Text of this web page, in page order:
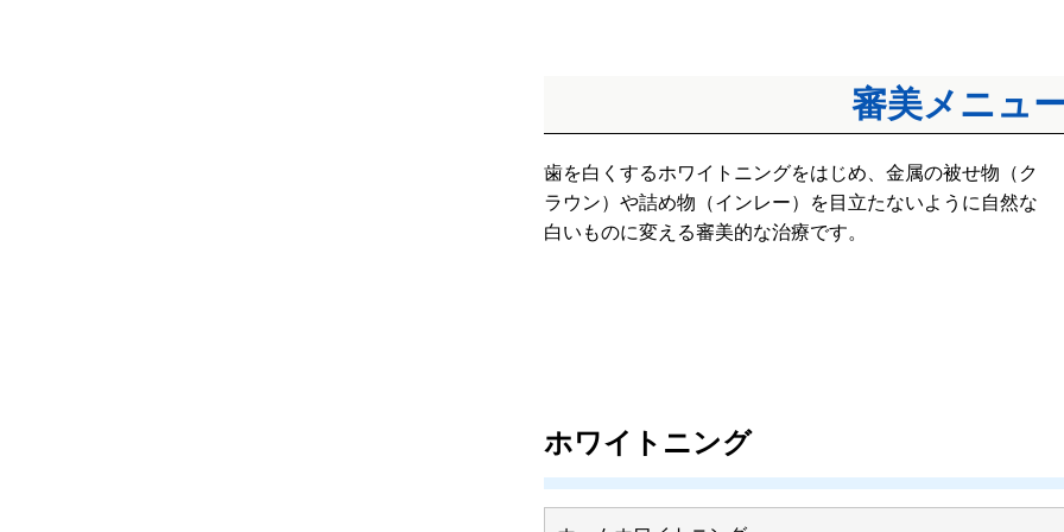
審美メニュ
歯を白くするホワイトニングをはじめ、金属の被せ物（ク
ラウン）や詰め物（インレー）を目立たないように自然な
白いものに変える審美的な治療です。
ホワイトニング